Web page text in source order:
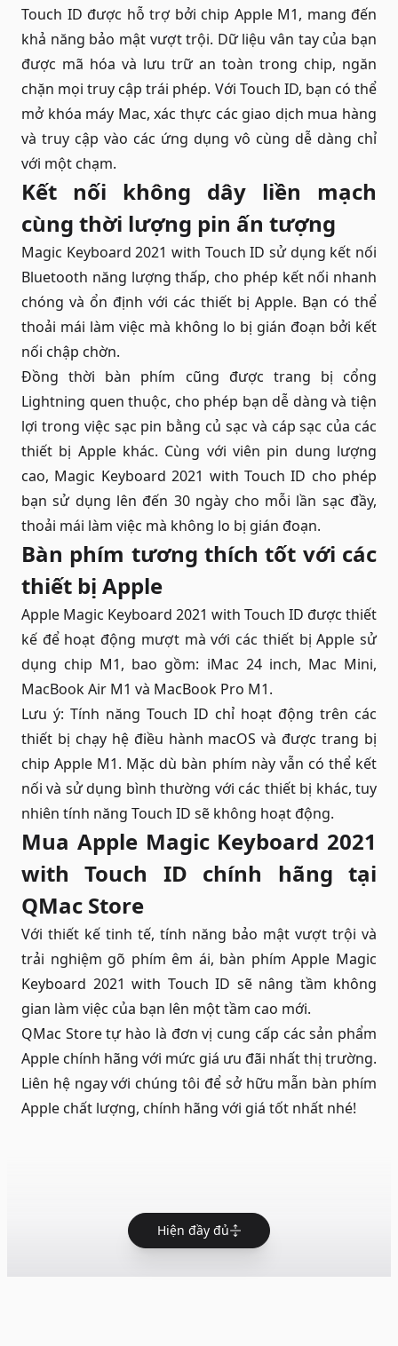
Touch ID được hỗ trợ bởi chip Apple M1, mang đến
khả năng bảo mật vượt trội. Dữ liệu vân tay của bạn
được mã hóa và lưu trữ an toàn trong chip, ngăn
chặn mọi truy cập trái phép. Với Touch ID, bạn có thể
mở khóa máy Mac, xác thực các giao dịch mua hàng
và truy cập vào các ứng dụng vô cùng dễ dàng chỉ
với một chạm.
Kết nối không dây liền mạch
cùng thời lượng pin ấn tượng
Magic Keyboard 2021 with Touch ID sử dụng kết nối
Bluetooth năng lượng thấp, cho phép kết nối nhanh
chóng và ổn định với các thiết bị Apple. Bạn có thể
thoải mái làm việc mà không lo bị gián đoạn bởi kết
nối chập chờn.
Đồng thời bàn phím cũng được trang bị cổng
Lightning quen thuộc, cho phép bạn dễ dàng và tiện
lợi trong việc sạc pin bằng củ sạc và cáp sạc của các
thiết bị Apple khác. Cùng với viên pin dung lượng
cao, Magic Keyboard 2021 with Touch ID cho phép
bạn sử dụng lên đến 30 ngày cho mỗi lần sạc đầy,
thoải mái làm việc mà không lo bị gián đoạn.
Bàn phím tương thích tốt với các
thiết bị Apple
Apple Magic Keyboard 2021 with Touch ID được thiết
kế để hoạt động mượt mà với các thiết bị Apple sử
dụng chip M1, bao gồm: iMac 24 inch, Mac Mini,
MacBook Air M1 và MacBook Pro M1.
Lưu ý: Tính năng Touch ID chỉ hoạt động trên các
thiết bị chạy hệ điều hành macOS và được trang bị
chip Apple M1. Mặc dù bàn phím này vẫn có thể kết
nối và sử dụng bình thường với các thiết bị khác, tuy
nhiên tính năng Touch ID sẽ không hoạt động.
Mua Apple Magic Keyboard 2021
with Touch ID chính hãng tại
QMac Store
Với thiết kế tinh tế, tính năng bảo mật vượt trội và
trải nghiệm gõ phím êm ái, bàn phím Apple Magic
Keyboard 2021 with Touch ID sẽ nâng tầm không
gian làm việc của bạn lên một tầm cao mới.
QMac Store tự hào là đơn vị cung cấp các sản phẩm
Apple chính hãng với mức giá ưu đãi nhất thị trường.
Liên hệ ngay với chúng tôi để sở hữu mẫn bàn phím
Apple chất lượng, chính hãng với giá tốt nhất nhé!
Hiện đầy đủ